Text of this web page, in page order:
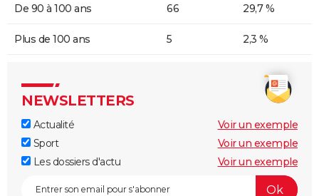
De 90 à 100 ans 66 29,7 %
Plus de 100 ans 5 2,3 %
NEWSLETTERS
Actualité
Voir un exemple
Sport
Voir un exemple
Les dossiers d'actu
Voir un exemple